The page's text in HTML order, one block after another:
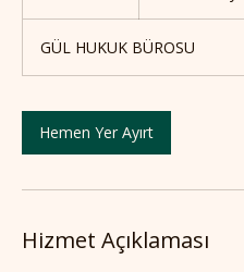
GÜL HUKUK BÜROSU
Hemen Yer Ayırt
Hizmet Açıklaması